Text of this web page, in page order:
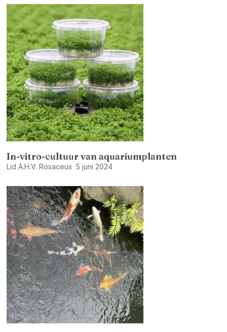
In-vitro-cultuur van aquariumplanten
Lid A.H.V. Rosaceus 5 juni 2024